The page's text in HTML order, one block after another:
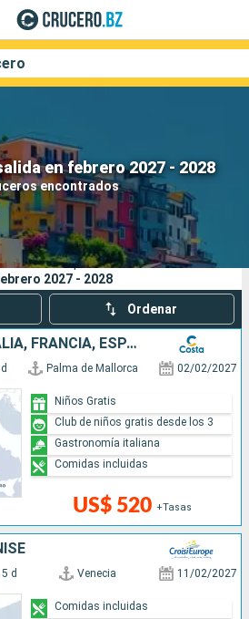
en febrero 2027 - 2028
encontrados
Compañías
Buscar
de búsqueda:
2027 - 2028
Ordenar
ISLAS BALEARES, ITALIA, FRANCIA, ESPAÑA
Palma de Mallorca 02/02/2027
US$ 520 +Tasas
Niños Gratis
Club de niños gratis desde los 3
Gastronomía italiana
Comidas incluidas
5 d Venecia 11/02/2027
Comidas incluidas